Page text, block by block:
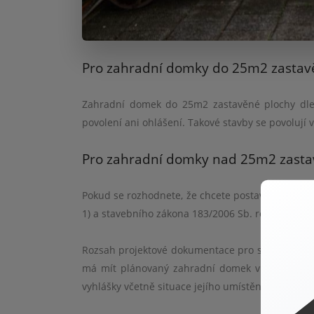
Pro zahradní domky do 25m2
Zahradní domek do 25m2 zastavěné plochy
povolení ani ohlášení. Takové stavby se povolují
Pro zahradní domky nad 25m2
Pokud se rozhodnete, že chcete postavit
1) a stavebního zákona 183/2006 Sb. rozhodnutí
Rozsah projektové dokumentace pro stavební
má mít plánovaný zahradní domek více než 25
vyhlášky včetně situace jejího umístění. To je již